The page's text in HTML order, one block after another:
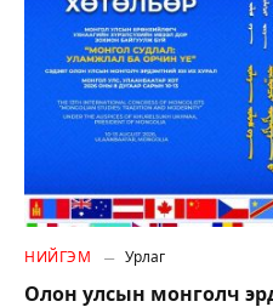
НИЙГЭМ Урлаг
Олон улсын монголч